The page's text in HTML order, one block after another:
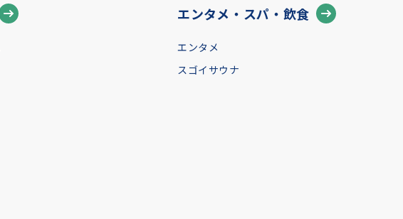
エンタメ・スパ・飲食
エンタメ
スゴイサウナ